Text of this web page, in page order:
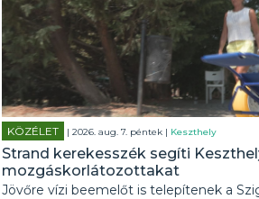
KÖZÉLET | 2026. aug. 7. péntek | Keszthely
Strand kerekesszék segíti
mozgáskorlátozottakat
Jövőre vízi beemelőt is telepítenek a